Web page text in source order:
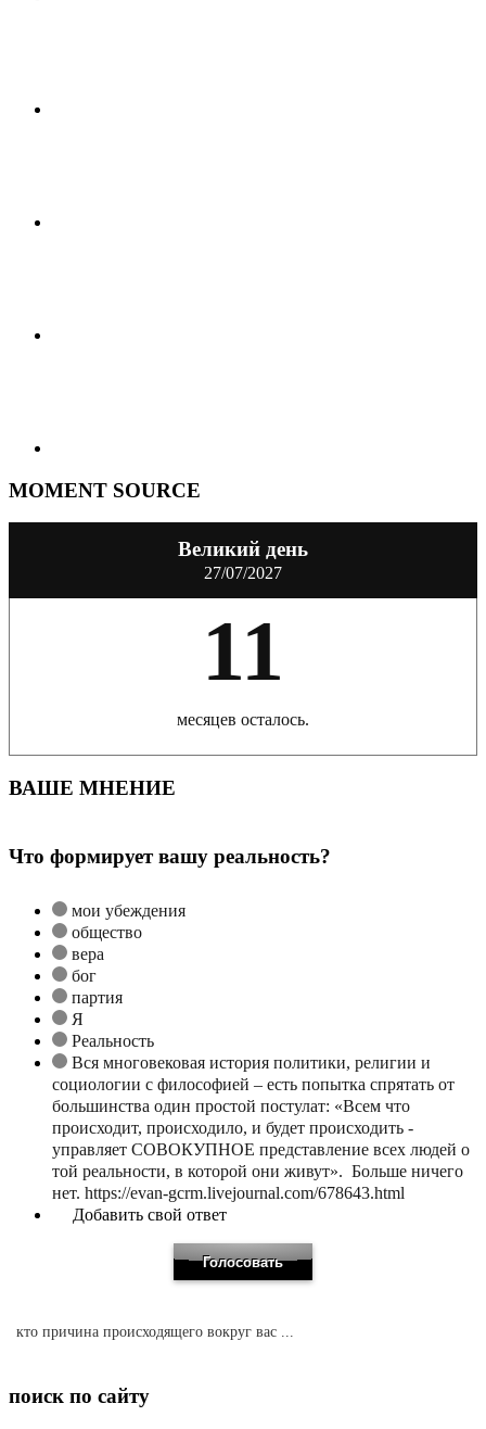
MOMENT SOURCE
Великий день
27/07/2027
11
месяцев осталось.
ВАШЕ МНЕНИЕ
Что формирует вашу реальность?
мои убеждения
общество
вера
бог
партия
Я
Реальность
Вся многовековая история политики, религии и
социологии с философией – есть попытка спрятать от
большинства один простой постулат: «Всем что
происходит, происходило, и будет происходить -
управляет СОВОКУПНОЕ представление всех людей о
той реальности, в которой они живут». Больше ничего
нет. https://evan-gcrm.livejournal.com/678643.html
Добавить свой ответ
кто причина происходящего вокруг вас ...
поиск по сайту